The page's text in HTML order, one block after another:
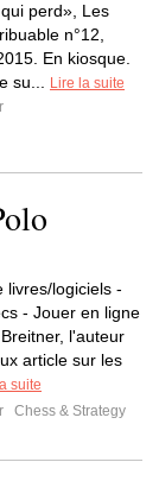
perd», Les
n°12,
En kiosque.
su...
Lire la suite
livres/logiciels -
- Jouer en ligne
l'auteur
article sur les
suite
Chess & Strategy